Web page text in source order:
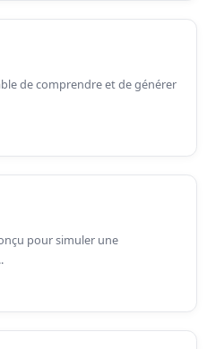
de comprendre et de générer
pour simuler une